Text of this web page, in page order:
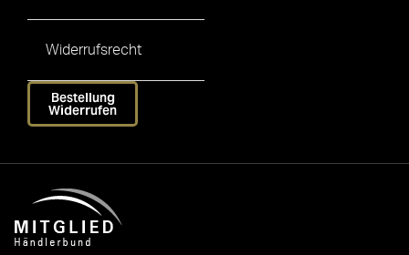
Widerrufsrecht
Bestellung
Widerrufen